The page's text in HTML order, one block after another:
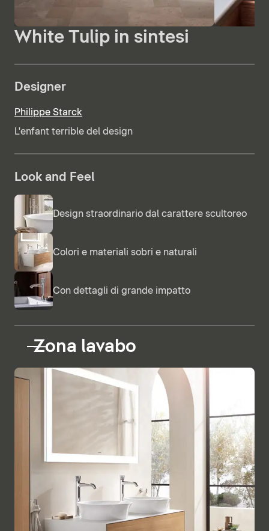
White Tulip in sintesi
Designer
Philippe Starck
L'enfant terrible del design
Look and Feel
Design straordinario dal carattere scultoreo
Colori e materiali sobri e naturali
Con dettagli di grande impatto
Zona lavabo